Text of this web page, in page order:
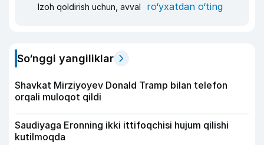
Izoh qoldirish uchun, avval ro‘yxatdan o‘ting
So‘nggi yangiliklar
Shavkat Mirziyoyev Donald Tramp bilan telefon
orqali muloqot qildi
Saudiyaga Eronning ikki ittifoqchisi hujum qilishi
kutilmoqda